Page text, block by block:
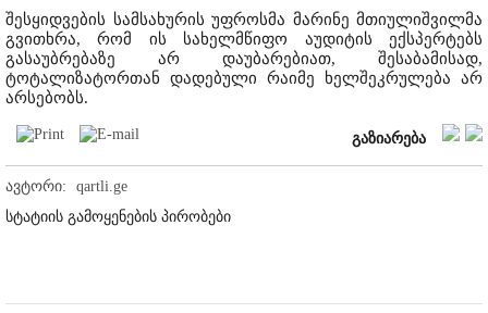
შესყიდვების სამსახურის უფროსმა მარინე მთიულიშვილმა
გვითხრა, რომ ის სახელმწიფო აუდიტის ექსპერტებს
გასაუბრებაზე არ დაუბარებიათ, შესაბამისად,
ტოტალიზატორთან დადებული რაიმე ხელშეკრულება არ
არსებობს.
გაზიარება
ავტორი:
qartli.ge
სტატიის გამოყენების პირობები